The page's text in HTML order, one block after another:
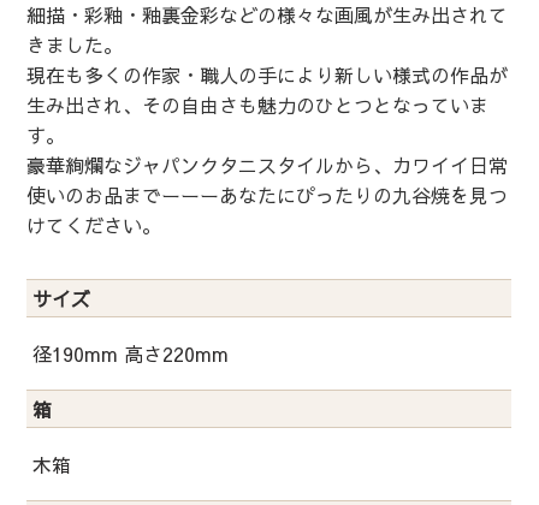
細描・彩釉・釉裏金彩などの様々な画風が生み出されて
きました。
現在も多くの作家・職人の手により新しい様式の作品が
生み出され、その自由さも魅力のひとつとなっていま
す。
豪華絢爛なジャパンクタニスタイルから、カワイイ日常
使いのお品までーーーあなたにぴったりの九谷焼を見つ
けてください。
サイズ
径190mm 高さ220mm
箱
木箱